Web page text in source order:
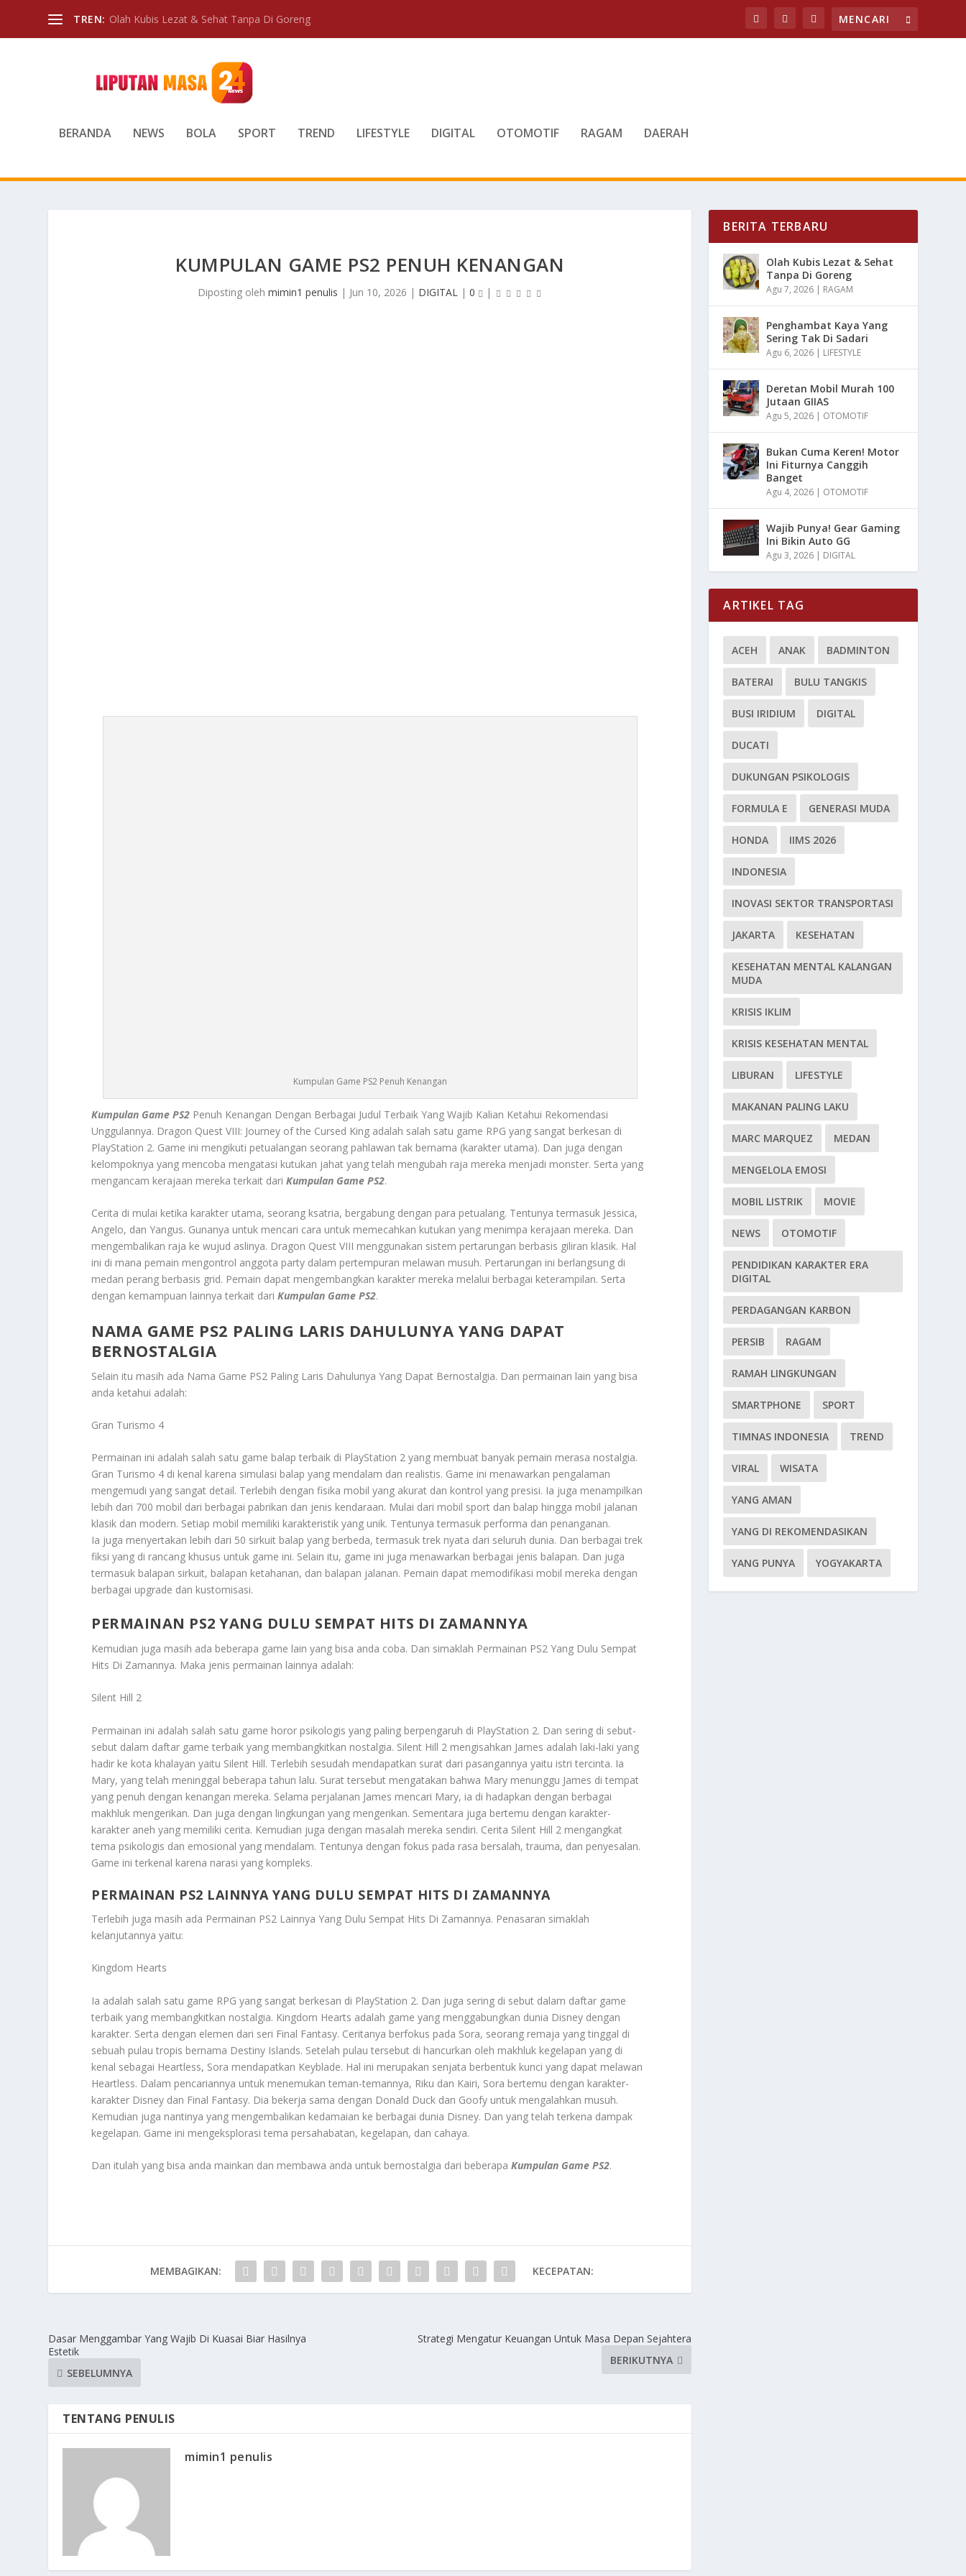
TREN: Olah Kubis Lezat & Sehat Tanpa Di Goreng
BERANDA NEWS BOLA SPORT TREND LIFESTYLE DIGITAL OTOMOTIF RAGAM DAERAH
KUMPULAN GAME PS2 PENUH KENANGAN
Diposting olehmimin1 penulis | Jun 10, 2026 | DIGITAL |0 |
Kumpulan Game PS2 Penuh Kenangan
Kumpulan Game PS2 Penuh Kenangan Dengan Berbagai Judul Terbaik Yang Wajib Kalian Ketahui Rekomendasi
Unggulannya. Dragon Quest VIII: Journey of the Cursed King adalah salah satu game RPG yang sangat berkesan di
PlayStation 2. Game ini mengikuti petualangan seorang pahlawan tak bernama (karakter utama). Dan juga dengan
kelompoknya yang mencoba mengatasi kutukan jahat yang telah mengubah raja mereka menjadi monster. Serta yang
mengancam kerajaan mereka terkait dariKumpulan Game PS2.
Cerita di mulai ketika karakter utama, seorang ksatria, bergabung dengan para petualang. Tentunya termasuk Jessica,
Angelo, dan Yangus. Gunanya untuk mencari cara untuk memecahkan kutukan yang menimpa kerajaan mereka. Dan
mengembalikan raja ke wujud aslinya. Dragon Quest VIII menggunakan sistem pertarungan berbasis giliran klasik. Hal
ini di mana pemain mengontrol anggota party dalam pertempuran melawan musuh. Pertarungan ini berlangsung di
medan perang berbasis grid. Pemain dapat mengembangkan karakter mereka melalui berbagai keterampilan. Serta
dengan kemampuan lainnya terkait dariKumpulan Game PS2.
NAMA GAME PS2 PALING LARIS DAHULUNYA YANG DAPAT
BERNOSTALGIA
Selain itu masih ada Nama Game PS2 Paling Laris Dahulunya Yang Dapat Bernostalgia. Dan permainan lain yang bisa
anda ketahui adalah:
Gran Turismo 4
Permainan ini adalah salah satu game balap terbaik di PlayStation 2 yang membuat banyak pemain merasa nostalgia.
Gran Turismo 4 di kenal karena simulasi balap yang mendalam dan realistis. Game ini menawarkan pengalaman
mengemudi yang sangat detail. Terlebih dengan fisika mobil yang akurat dan kontrol yang presisi. Ia juga menampilkan
lebih dari 700 mobil dari berbagai pabrikan dan jenis kendaraan. Mulai dari mobil sport dan balap hingga mobil jalanan
klasik dan modern. Setiap mobil memiliki karakteristik yang unik. Tentunya termasuk performa dan penanganan.
Ia juga menyertakan lebih dari 50 sirkuit balap yang berbeda, termasuk trek nyata dari seluruh dunia. Dan berbagai trek
fiksi yang di rancang khusus untuk game ini. Selain itu, game ini juga menawarkan berbagai jenis balapan. Dan juga
termasuk balapan sirkuit, balapan ketahanan, dan balapan jalanan. Pemain dapat memodifikasi mobil mereka dengan
berbagai upgrade dan kustomisasi.
PERMAINAN PS2 YANG DULU SEMPAT HITS DI ZAMANNYA
Kemudian juga masih ada beberapa game lain yang bisa anda coba. Dan simaklah Permainan PS2 Yang Dulu Sempat
Hits Di Zamannya. Maka jenis permainan lainnya adalah:
Silent Hill 2
Permainan ini adalah salah satu game horor psikologis yang paling berpengaruh di PlayStation 2. Dan sering di sebut-
sebut dalam daftar game terbaik yang membangkitkan nostalgia. Silent Hill 2 mengisahkan James adalah laki-laki yang
hadir ke kota khalayan yaitu Silent Hill. Terlebih sesudah mendapatkan surat dari pasangannya yaitu istri tercinta. Ia
Mary, yang telah meninggal beberapa tahun lalu. Surat tersebut mengatakan bahwa Mary menunggu James di tempat
yang penuh dengan kenangan mereka. Selama perjalanan James mencari Mary, ia di hadapkan dengan berbagai
makhluk mengerikan. Dan juga dengan lingkungan yang mengerikan. Sementara juga bertemu dengan karakter-
karakter aneh yang memiliki cerita. Kemudian juga dengan masalah mereka sendiri. Cerita Silent Hill 2 mengangkat
tema psikologis dan emosional yang mendalam. Tentunya dengan fokus pada rasa bersalah, trauma, dan penyesalan.
Game ini terkenal karena narasi yang kompleks.
PERMAINAN PS2 LAINNYA YANG DULU SEMPAT HITS DI ZAMANNYA
Terlebih juga masih ada Permainan PS2 Lainnya Yang Dulu Sempat Hits Di Zamannya. Penasaran simaklah
kelanjutannya yaitu:
Kingdom Hearts
Ia adalah salah satu game RPG yang sangat berkesan di PlayStation 2. Dan juga sering di sebut dalam daftar game
terbaik yang membangkitkan nostalgia. Kingdom Hearts adalah game yang menggabungkan dunia Disney dengan
karakter. Serta dengan elemen dari seri Final Fantasy. Ceritanya berfokus pada Sora, seorang remaja yang tinggal di
sebuah pulau tropis bernama Destiny Islands. Setelah pulau tersebut di hancurkan oleh makhluk kegelapan yang di
kenal sebagai Heartless, Sora mendapatkan Keyblade. Hal ini merupakan senjata berbentuk kunci yang dapat melawan
Heartless. Dalam pencariannya untuk menemukan teman-temannya, Riku dan Kairi, Sora bertemu dengan karakter-
karakter Disney dan Final Fantasy. Dia bekerja sama dengan Donald Duck dan Goofy untuk mengalahkan musuh.
Kemudian juga nantinya yang mengembalikan kedamaian ke berbagai dunia Disney. Dan yang telah terkena dampak
kegelapan. Game ini mengeksplorasi tema persahabatan, kegelapan, dan cahaya.
Dan itulah yang bisa anda mainkan dan membawa anda untuk bernostalgia dari beberapaKumpulan Game PS2.
MEMBAGIKAN: KECEPATAN:
Dasar Menggambar Yang Wajib Di Kuasai Biar Hasilnya
Estetik
SEBELUMNYA
Strategi Mengatur Keuangan Untuk Masa Depan Sejahtera
BERIKUTNYA
TENTANG PENULIS
mimin1 penulis
BERITA TERBARU
Olah Kubis Lezat & Sehat
Tanpa Di Goreng
Agu 7, 2026 | RAGAM
Penghambat Kaya Yang
Sering Tak Di Sadari
Agu 6, 2026 | LIFESTYLE
Deretan Mobil Murah 100
Jutaan GIIAS
Agu 5, 2026 | OTOMOTIF
Bukan Cuma Keren! Motor
Ini Fiturnya Canggih
Banget
Agu 4, 2026 | OTOMOTIF
Wajib Punya! Gear Gaming
Ini Bikin Auto GG
Agu 3, 2026 | DIGITAL
ARTIKEL TAG
ACEH ANAK BADMINTON
BATERAI BULU TANGKIS
BUSI IRIDIUM DIGITAL
DUCATI
DUKUNGAN PSIKOLOGIS
FORMULA E GENERASI MUDA
HONDA IIMS 2026
INDONESIA
INOVASI SEKTOR TRANSPORTASI
JAKARTA KESEHATAN
KESEHATAN MENTAL KALANGAN
MUDA
KRISIS IKLIM
KRISIS KESEHATAN MENTAL
LIBURAN LIFESTYLE
MAKANAN PALING LAKU
MARC MARQUEZ MEDAN
MENGELOLA EMOSI
MOBIL LISTRIK MOVIE
NEWS OTOMOTIF
PENDIDIKAN KARAKTER ERA
DIGITAL
PERDAGANGAN KARBON
PERSIB RAGAM
RAMAH LINGKUNGAN
SMARTPHONE SPORT
TIMNAS INDONESIA TREND
VIRAL WISATA
YANG AMAN
YANG DI REKOMENDASIKAN
YANG PUNYA YOGYAKARTA